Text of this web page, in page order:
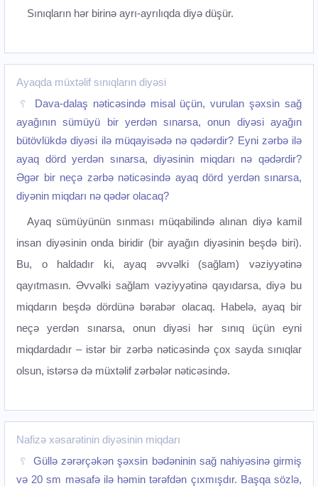
Sınıqların hər birinə ayrı-ayrılıqda diyə düşür.
Ayaqda müxtəlif sınıqların diyəsi
Dava-dalaş nəticəsində misal üçün, vurulan şəxsin sağ
ayağının sümüyü bir yerdən sınarsa, onun diyəsi ayağın
bütövlükdə diyəsi ilə müqayisədə nə qədərdir? Eyni zərbə ilə
ayaq dörd yerdən sınarsa, diyəsinin miqdarı nə qədərdir?
Əgər bir neçə zərbə nəticəsində ayaq dörd yerdən sınarsa,
diyənin miqdarı nə qədər olacaq?
Ayaq sümüyünün sınması müqabilində alınan diyə kamil
insan diyəsinin onda biridir (bir ayağın diyəsinin beşdə biri).
Bu, o haldadır ki, ayaq əvvəlki (sağlam) vəziyyətinə
qayıtmasın. Əvvəlki sağlam vəziyyətinə qayıdarsa, diyə bu
miqdarın beşdə dördünə bərabər olacaq. Habelə, ayaq bir
neçə yerdən sınarsa, onun diyəsi hər sınıq üçün eyni
miqdardadır – istər bir zərbə nəticəsində çox sayda sınıqlar
olsun, istərsə də müxtəlif zərbələr nəticəsində.
Nafizə xəsarətinin diyəsinin miqdarı
Güllə zərərçəkən şəxsin bədəninin sağ nahiyəsinə girmiş
və 20 sm məsafə ilə həmin tərəfdən çıxmışdır. Başqa sözlə,